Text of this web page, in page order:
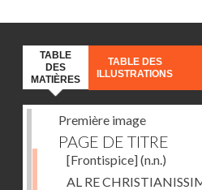
TABLE
DES
MATIÈRES
TABLE DES
ILLUSTRATIONS
Première image
PAGE DE TITRE
[Frontispice](n.n.)
AL RE